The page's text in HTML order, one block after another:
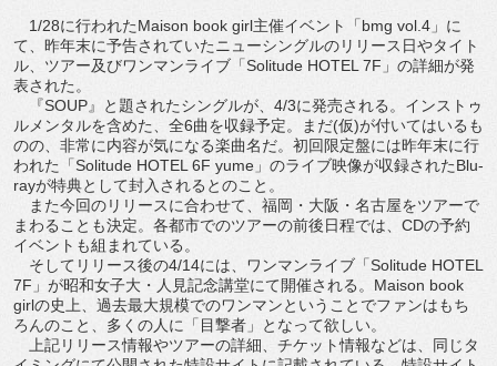
1/28に行われたMaison book girl主催イベント「bmg vol.4」に
て、昨年末に予告されていたニューシングルのリリース日やタイト
ル、ツアー及びワンマンライブ「Solitude HOTEL 7F」の詳細が発
表された。
『SOUP』と題されたシングルが、4/3に発売される。インストゥ
ルメンタルを含めた、全6曲を収録予定。まだ(仮)が付いてはいるも
のの、非常に内容が気になる楽曲名だ。初回限定盤には昨年末に行
われた「Solitude HOTEL 6F yume」のライブ映像が収録されたBlu-
rayが特典として封入されるとのこと。
また今回のリリースに合わせて、福岡・大阪・名古屋をツアーで
まわることも決定。各都市でのツアーの前後日程では、CDの予約
イベントも組まれている。
そしてリリース後の4/14には、ワンマンライブ「Solitude HOTEL
7F」が昭和女子大・人見記念講堂にて開催される。Maison book
girlの史上、過去最大規模でのワンマンということでファンはもち
ろんのこと、多くの人に「目撃者」となって欲しい。
上記リリース情報やツアーの詳細、チケット情報などは、同じタ